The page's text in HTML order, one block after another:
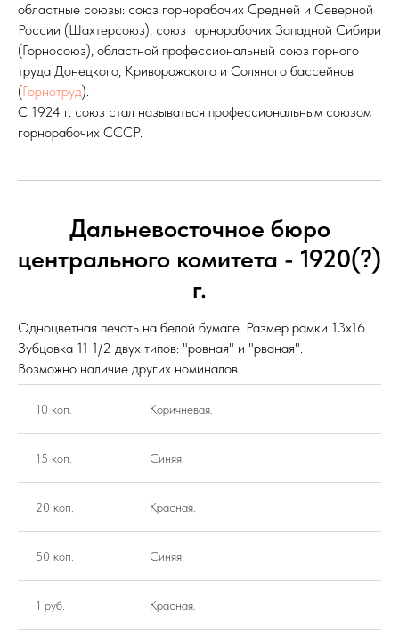
областные союзы: союз горнорабочих Средней и Северной
России (Шахтерсоюз), союз горнорабочих Западной Сибири
(Горносоюз), областной профессиональный союз горного
труда Донецкого, Криворожского и Соляного бассейнов
(Горнотруд).
С 1924 г. союз стал называться профессиональным союзом
горнорабочих СССР.
Дальневосточное бюро
центрального комитета - 1920(?)
г.
Одноцветная печать на белой бумаге. Размер рамки 13х16.
Зубцовка 11 1/2 двух типов: "ровная" и "рваная".
Возможно наличие других номиналов.
10 коп. Коричневая.
15 коп. Синяя.
20 коп. Красная.
50 коп. Синяя.
1 руб. Красная.